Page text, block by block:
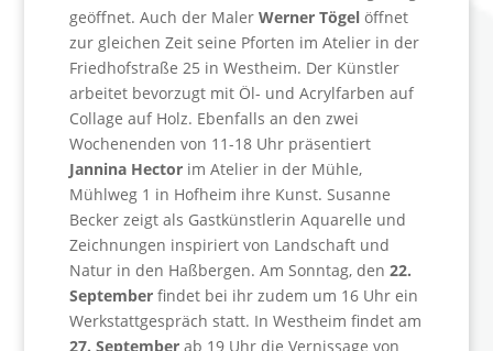
geöffnet. Auch der Maler Werner Tögelöffnet
zur gleichen Zeit seine Pforten im Atelier in der
Friedhofstraße 25 in Westheim. Der Künstler
arbeitet bevorzugt mit Öl- und Acrylfarben auf
Collage auf Holz. Ebenfalls an den zwei
Wochenenden von 11-18 Uhr präsentiert
Jannina Hector im Atelier in der Mühle,
Mühlweg 1 in Hofheim ihre Kunst. Susanne
Becker zeigt als Gastkünstlerin Aquarelle und
Zeichnungen inspiriert von Landschaft und
Natur in den Haßbergen. Am Sonntag, den 22.
Septemberfindet bei ihr zudem um 16 Uhr ein
Werkstattgespräch statt. In Westheim findet am
27. September ab 19 Uhr die Vernissage von